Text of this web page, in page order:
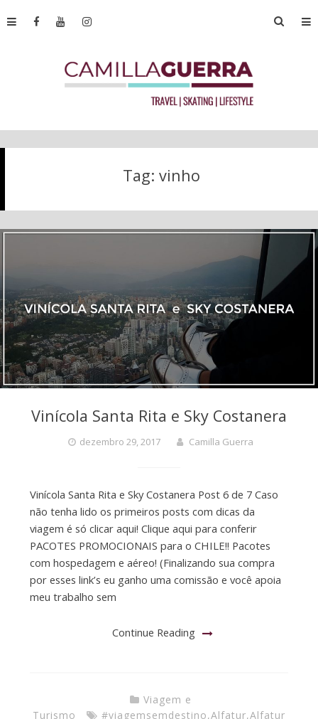
Tag: vinho
Vinícola Santa Rita e Sky Costanera
dezembro 29, 2017 Camilla Guerra
Vinícola Santa Rita e Sky Costanera Post 6 de 7 Caso
não tenha lido os primeiros posts com dicas da
viagem é só clicar aqui! Clique aqui para conferir
PACOTES PROMOCIONAIS para o CHILE!! Pacotes
com hospedagem e aéreo! (Finalizando sua compra
por esses link’s eu ganho uma comissão e você apoia
meu trabalho sem
Continue Reading
Viagem e
Turismo
#viagemsemdestino,Alfatur,Alfatur